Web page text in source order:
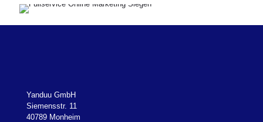
Yanduu GmbH
Siemensstr. 11
40789 Monheim